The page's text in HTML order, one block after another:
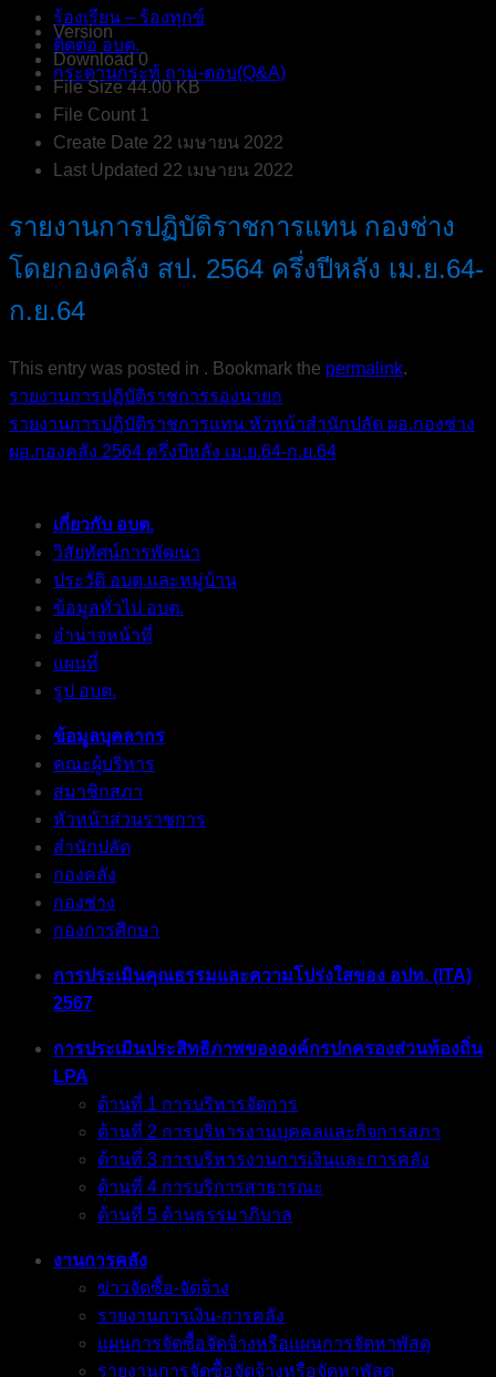
ร้องเรียน – ร้องทุกข์
ติดต่อ อบต.
กระดานกระทู้ ถาม-ตอบ(Q&A)
Version
Download0
File Size44.00 KB
File Count 1
Create Date 22 เมษายน 2022
Last Updated 22 เมษายน 2022
รายงานการปฏิบัติราชการแทน กองช่าง
โดยกองคลัง สป. 2564 ครึ่งปีหลัง เม.ย.64-
ก.ย.64
This entry was posted in . Bookmark the permalink.
รายงานการปฏิบัติราชการรองนายก
รายงานการปฏิบัติราชการแทน หัวหน้าสำนักปลัด ผอ.กองช่าง
ผอ.กองคลัง 2564 ครึ่งปีหลัง เม.ย.64-ก.ย.64
เกี่ยวกับ อบต.
วิสัยทัศน์การพัฒนา
ประวัติ อบต.และหมู่บ้าน
ข้อมูลทั่วไป อบต.
อำนาจหน้าที่
แผนที่
รูป อบต.
ข้อมูลบุคลากร
คณะผู้บริหาร
สมาชิกสภา
หัวหน้าส่วนราชการ
สำนักปลัด
กองคลัง
กองช่าง
กองการศึกษา
การประเมินคุณธรรมและความโปร่งใสของ อปท. (ITA)
2567
การประเมินประสิทธิภาพขององค์กรปกครองส่วนท้องถิ่น
LPA
ด้านที่ 1 การบริหารจัดการ
ด้านที่ 2 การบริหารงานบุคคลและกิจการสภา
ด้านที่ 3 การบริหารงานการเงินและการคลัง
ด้านที่ 4 การบริการสาธารณะ
ด้านที่ 5 ด้านธรรมาภิบาล
งานการคลัง
ข่าวจัดซื้อ-จัดจ้าง
รายงานการเงิน-การคลัง
แผนการจัดซื้อจัดจ้างหรือแผนการจัดหาพัสดุ
รายงานการจัดซื้อจัดจ้างหรือจัดหาพัสดุ